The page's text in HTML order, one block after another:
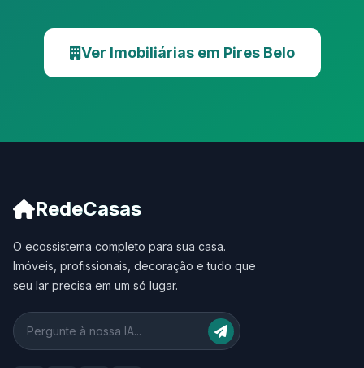
Ver Imobiliárias em Pires Belo
RedeCasas
O ecossistema completo para sua casa.
Imóveis, profissionais, decoração e tudo que
seu lar precisa em um só lugar.